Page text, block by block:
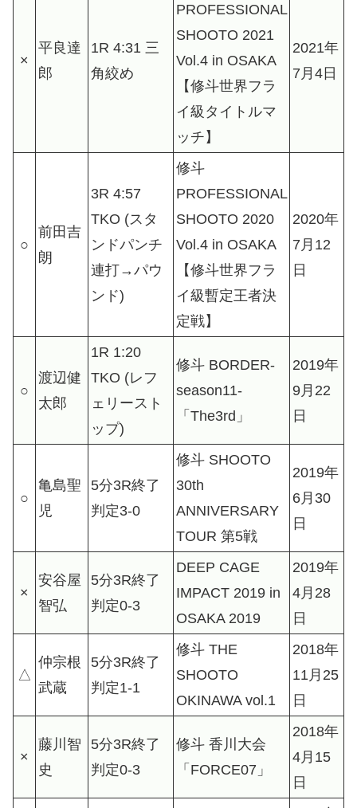
×
平良達
郎
1R 4:31 三
角絞め
PROFESSIONAL
SHOOTO 2021
Vol.4 in OSAKA
【修斗世界フラ
イ級タイトルマ
ッチ】
2021年
7月4日
○
前田吉
朗
3R 4:57
TKO (スタ
ンドパンチ
連打→パウ
ンド)
修斗
PROFESSIONAL
SHOOTO 2020
Vol.4 in OSAKA
【修斗世界フラ
イ級暫定王者決
定戦】
2020年
7月12
日
○
渡辺健
太郎
1R 1:20
TKO (レフ
ェリースト
ップ)
修斗 BORDER-
season11-
「The3rd」
2019年
9月22
日
○
亀島聖
児
5分3R終了
判定3-0
修斗 SHOOTO
30th
ANNIVERSARY
TOUR 第5戦
2019年
6月30
日
×
安谷屋
智弘
5分3R終了
判定0-3
DEEP CAGE
IMPACT 2019 in
OSAKA 2019
2019年
4月28
日
△
仲宗根
武蔵
5分3R終了
判定1-1
修斗 THE
SHOOTO
OKINAWA vol.1
2018年
11月25
日
×
藤川智
史
5分3R終了
判定0-3
修斗 香川大会
「FORCE07」
2018年
4月15
日